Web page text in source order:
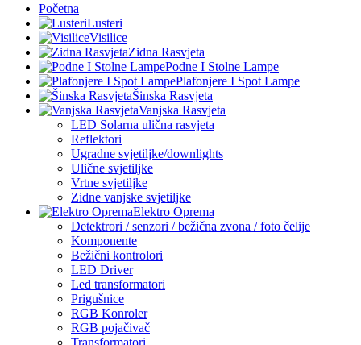
Početna
Lusteri
Visilice
Zidna Rasvjeta
Podne I Stolne Lampe
Plafonjere I Spot Lampe
Šinska Rasvjeta
Vanjska Rasvjeta
LED Solarna ulična rasvjeta
Reflektori
Ugradne svjetiljke/downlights
Ulične svjetiljke
Vrtne svjetiljke
Zidne vanjske svjetiljke
Elektro Oprema
Detektrori / senzori / bežična zvona / foto čelije
Komponente
Bežični kontrolori
LED Driver
Led transformatori
Prigušnice
RGB Konroler
RGB pojačivač
Transformatori